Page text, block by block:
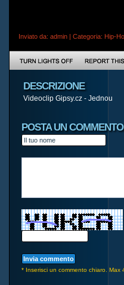
Inviato da: admin | Categoria: Hip-
DESCRIZIONE
Videoclip Gipsy.cz - Jednou
POSTA UN COMMENTO
* Inserisci un commento chiaro. Max